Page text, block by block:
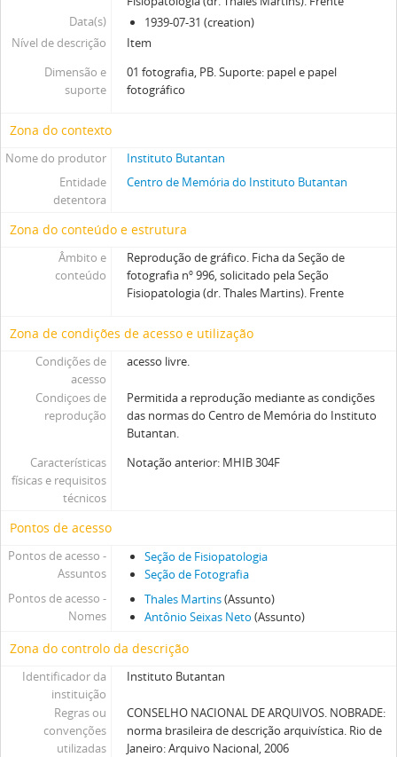
Data(s)
1939-07-31 (creation)
Nível de descrição
Item
Dimensão e
suporte
01 fotografia, PB. Suporte: papel e papel
fotográfico
Zona do contexto
Nome do produtor
Instituto Butantan
Entidade
detentora
Centro de Memória do Instituto Butantan
Zona do conteúdo e estrutura
Âmbito e
conteúdo
Reprodução de gráfico. Ficha da Seção de
fotografia nº 996, solicitado pela Seção
Fisiopatologia (dr. Thales Martins). Frente
Zona de condições de acesso e utilização
Condições de
acesso
acesso livre.
Condiçoes de
reprodução
Permitida a reprodução mediante as condições
das normas do Centro de Memória do Instituto
Butantan.
Características
físicas e requisitos
técnicos
Notação anterior: MHIB 304F
Pontos de acesso
Pontos de acesso -
Assuntos
Seção de Fisiopatologia
Seção de Fotografia
Pontos de acesso -
Nomes
Thales Martins(Assunto)
Antônio Seixas Neto (Assunto)
Zona do controlo da descrição
Identificador da
instituição
Instituto Butantan
Regras ou
convenções
utilizadas
CONSELHO NACIONAL DE ARQUIVOS. NOBRADE:
norma brasileira de descrição arquivística. Rio de
Janeiro: Arquivo Nacional, 2006